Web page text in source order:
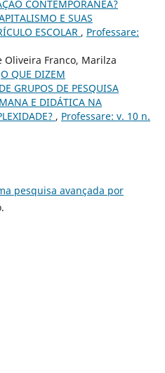
CONTEMPORÂNEA?
E SUAS
ESCOLAR , Professare:
Oliveira Franco, Marilza
O QUE DIZEM
GRUPOS DE PESQUISA
E DIDÁTICA NA
, Professare: v. 10 n.
pesquisa avançada por